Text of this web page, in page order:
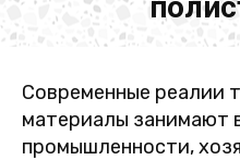
Современные реалии
материалы занимают
промышленности,